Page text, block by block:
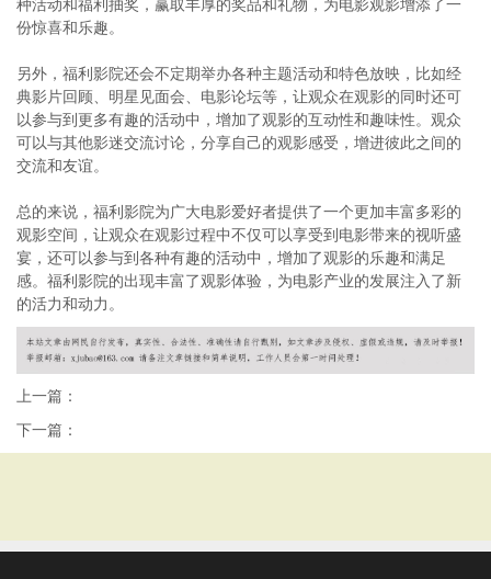
种活动和福利抽奖，赢取丰厚的奖品和礼物，为电影观影增添了一
份惊喜和乐趣。
另外，福利影院还会不定期举办各种主题活动和特色放映，比如经
典影片回顾、明星见面会、电影论坛等，让观众在观影的同时还可
以参与到更多有趣的活动中，增加了观影的互动性和趣味性。观众
可以与其他影迷交流讨论，分享自己的观影感受，增进彼此之间的
交流和友谊。
总的来说，福利影院为广大电影爱好者提供了一个更加丰富多彩的
观影空间，让观众在观影过程中不仅可以享受到电影带来的视听盛
宴，还可以参与到各种有趣的活动中，增加了观影的乐趣和满足
感。福利影院的出现丰富了观影体验，为电影产业的发展注入了新
的活力和动力。
上一篇：
下一篇：